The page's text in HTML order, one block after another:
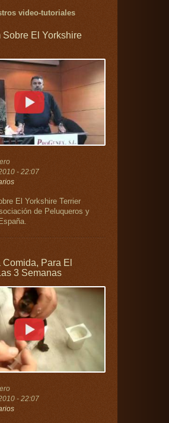
video-tutoriales
Sobre El Yorkshire
- 22:07
El Yorkshire Terrier
de Peluqueros y
Para El
3 Semanas
- 22:07